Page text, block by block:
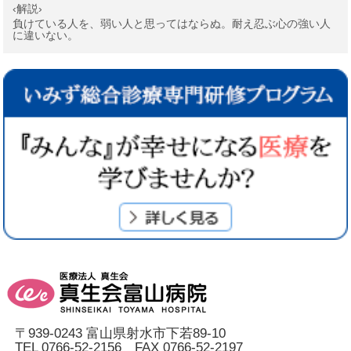
‹解説›
負けている人を、弱い人と思ってはならぬ。耐え忍ぶ心の強い人
に違いない。
〒939-0243 富山県射水市下若89-10
TEL 0766-52-2156 FAX 0766-52-2197